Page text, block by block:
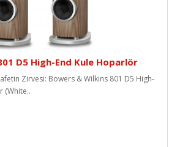
D5 High-End Kule Hoparlör
Zirvesi: Bowers & Wilkins 801 D5 High-
(White..